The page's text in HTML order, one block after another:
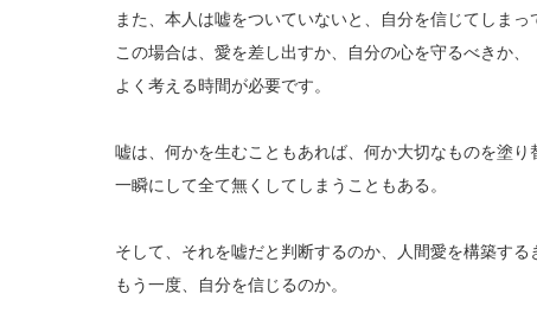
また、本人は嘘をついていないと、自分を信じてしまっ
この場合は、愛を差し出すか、自分の心を守るべきか、
よく考える時間が必要です。
嘘は、何かを生むこともあれば、何か大切なものを塗り
一瞬にして全て無くしてしまうこともある。
そして、それを嘘だと判断するのか、人間愛を構築する
もう一度、自分を信じるのか。